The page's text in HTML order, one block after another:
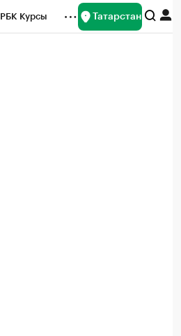
РБК Курсы Татарстан